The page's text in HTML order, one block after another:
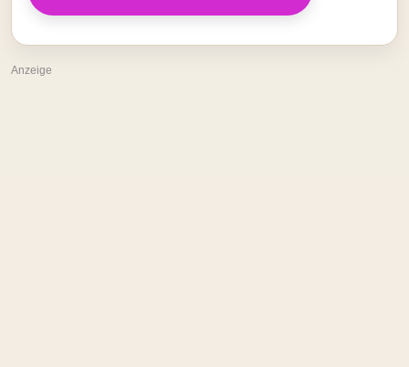
Anzeige